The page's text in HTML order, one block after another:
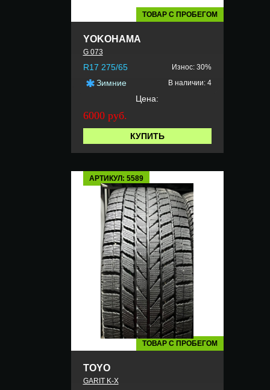
ТОВАР С ПРОБЕГОМ
YOKOHAMA
G 073
R17 275/65 Износ: 30%
Зимние В наличии: 4
Цена:
6000 руб.
КУПИТЬ
АРТИКУЛ: 5589
ТОВАР С ПРОБЕГОМ
TOYO
GARIT K-X